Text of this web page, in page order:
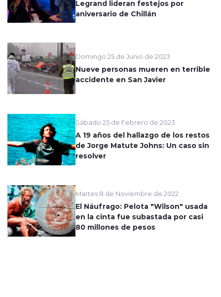
Legrand lideran festejos por
aniversario de Chillán
Domingo 25 de Junio de 2023
Nueve personas mueren en terrible
accidente en San Javier
Sábado 25 de Febrero de 2023
A 19 años del hallazgo de los restos
de Jorge Matute Johns: Un caso sin
resolver
Martes 8 de Noviembre de 2022
El Náufrago: Pelota "Wilson" usada
en la cinta fue subastada por casi
80 millones de pesos